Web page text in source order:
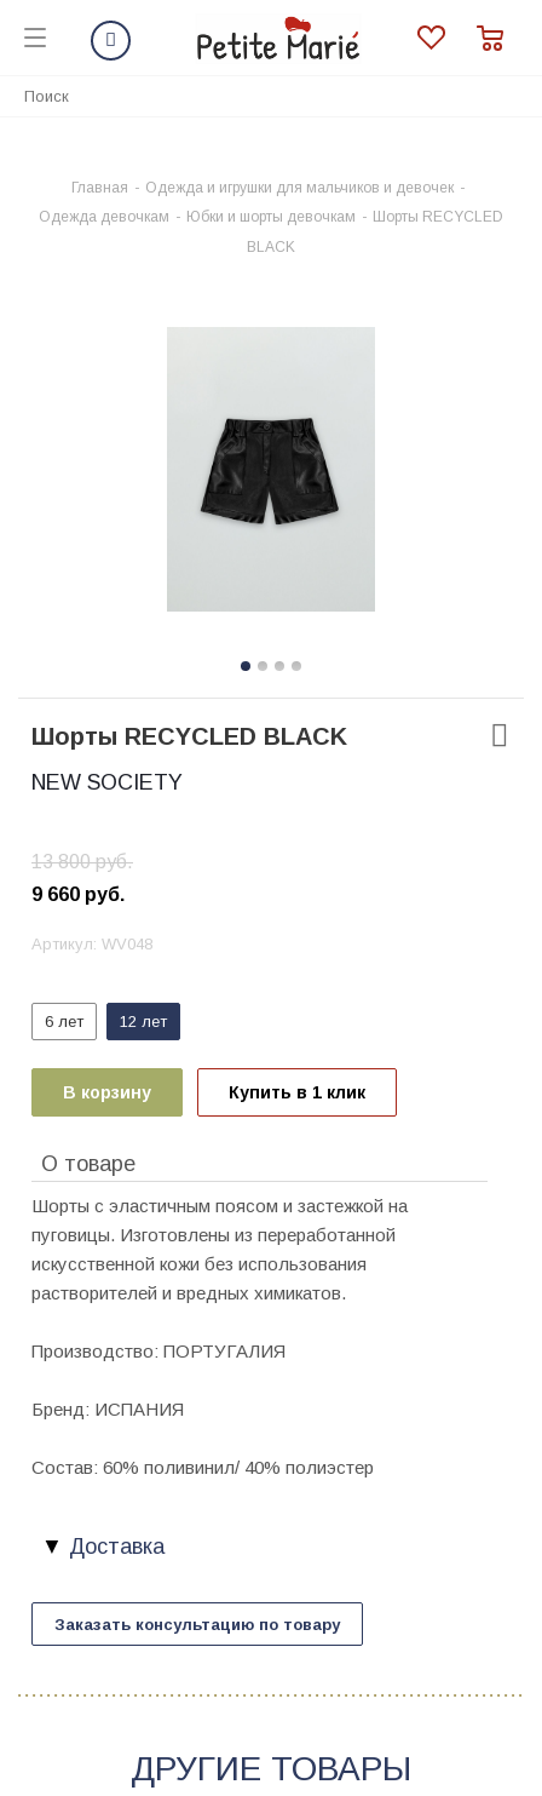
Главная - Одежда и игрушки для мальчиков и девочек -
Одежда девочкам - Юбки и шорты девочкам - Шорты RECYCLED
BLACK
Шорты RECYCLED BLACK
NEW SOCIETY
13 800руб.
9 660 руб.
Артикул: WV048
6 лет 12 лет
В корзину Купить в 1 клик
О товаре
Шорты с эластичным поясом и застежкой на
пуговицы. Изготовлены из переработанной
искусственной кожи без использования
растворителей и вредных химикатов.
Производство: ПОРТУГАЛИЯ
Бренд: ИСПАНИЯ
Состав: 60% поливинил/ 40% полиэстер
Доставка
Заказать консультацию по товару
ДРУГИЕ ТОВАРЫ